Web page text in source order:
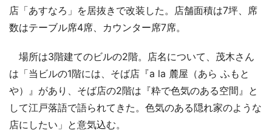
店「あすなろ」を居抜きで改装した。店舗面積は7坪、席
数はテーブル席4席、カウンター席7席。
場所は3階建てのビルの2階。店名について、茂木さん
は「当ビルの1階には、そば店『a la 麓屋（あら ふもと
や）』があり、そば店の2階は『粋で色気のある空間』と
して江戸落語で語られてきた。色気のある隠れ家のような
店にしたい」と意気込む。